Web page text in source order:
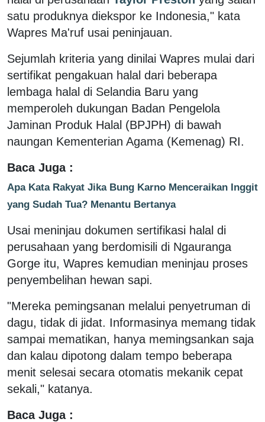
satu produknya diekspor ke Indonesia," kata
Wapres Ma'ruf usai peninjauan.
Sejumlah kriteria yang dinilai Wapres mulai dari
sertifikat pengakuan halal dari beberapa
lembaga halal di Selandia Baru yang
memperoleh dukungan Badan Pengelola
Jaminan Produk Halal (BPJPH) di bawah
naungan Kementerian Agama (Kemenag) RI.
Baca Juga :
Apa Kata Rakyat Jika Bung Karno Menceraikan Inggit
yang Sudah Tua? Menantu Bertanya
Usai meninjau dokumen sertifikasi halal di
perusahaan yang berdomisili di Ngauranga
Gorge itu, Wapres kemudian meninjau proses
penyembelihan hewan sapi.
"Mereka pemingsanan melalui penyetruman di
dagu, tidak di jidat. Informasinya memang tidak
sampai mematikan, hanya memingsankan saja
dan kalau dipotong dalam tempo beberapa
menit selesai secara otomatis mekanik cepat
sekali," katanya.
Baca Juga :